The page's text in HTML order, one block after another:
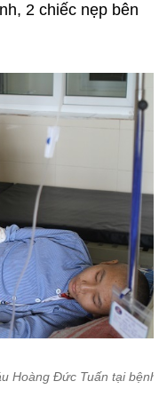
2 chiếc nẹp bên
Hoàng Đức Tuấn tại bệnh